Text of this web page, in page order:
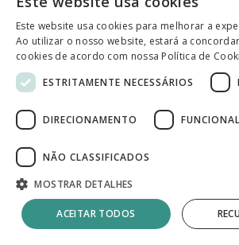
Nossa lojas
Revista
Carreira
Fornecedores
Relação com
Imprensa
Atendimento ao cliente
Fale Conosco
FAQ
Este website usa cookies para melhorar a
Ao utilizar o nosso website, estará a
cookies de acordo com nossa Política de
ESTRITAMENTE NECESSÁRIOS
DIRECIONAMENTO
NÃO CLASSIFICADOS
MOSTRAR DETALHES
ACEITAR TODOS